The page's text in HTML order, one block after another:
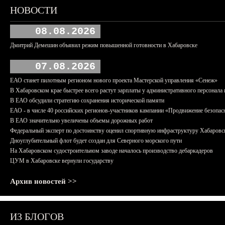
НОВОСТИ
08.08.2026
Дмитрий Демешин объявил режим повышенной готовности в Хабаровске
07.08.2026
ЕАО станет пилотным регионом нового проекта Мастерской управления «Сенеж»
В Хабаровском крае быстрее всего растут зарплаты у административного персонала
В ЕАО обсудили стратегию сохранения исторической памяти
ЕАО - в числе 40 российских регионов-участников кампании «Продвижение
В ЕАО значительно увеличены объемы дорожных работ
Федеральный эксперт по достоинству оценил спортивную инфраструктуру
Дноуглубительный флот будет создан для Северного морского пути
На Хабаровском судостроительном заводе началось производство дебаркадеров
ЦУМ в Хабаровске вернули государству
Архив новостей >>
ИЗ БЛОГОВ